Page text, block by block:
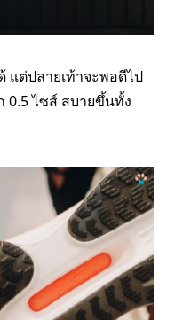
แต่ปลายเท้าจะพอดีไป
0.5 ไซส์ สบายขึ้นทั้ง